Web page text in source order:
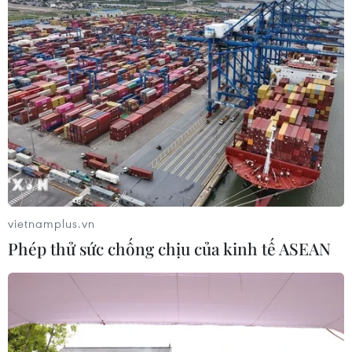
sự lây lan của biến thể Omicron.
vietnamplus.vn
Phép thử sức chống chịu của kinh tế ASEAN